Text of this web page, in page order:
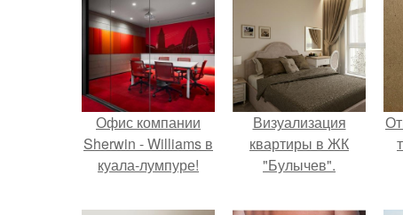
Офис компании
Sherwin - Williams в
куала-лумпуре!
Визуализация
квартиры в ЖК
"Булычев".